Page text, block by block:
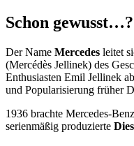
Schon gewusst…?
Der Name Mercedes leitet
(Mercédès Jellinek) des
Enthusiasten Emil Jellinek
und Popularisierung früher
1936 brachte Mercedes-
serienmäßig produzierte